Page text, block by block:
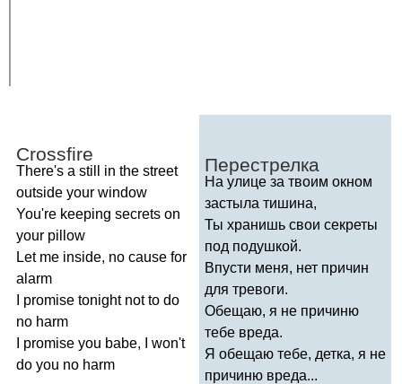
Crossfire
There's a still in the street
outside your window
You're keeping secrets on
your pillow
Let me inside, no cause for
alarm
promise tonight not to do
no harm
promise you babe,
won't
do you no harm
Перестрелка
На улице за твоим окном
застыла тишина,
Ты хранишь свои секреты
под подушкой.
Впусти меня, нет причин
для тревоги.
Обещаю, я не причиню
тебе вреда.
Я обещаю тебе, детка, я не
причиню вреда...